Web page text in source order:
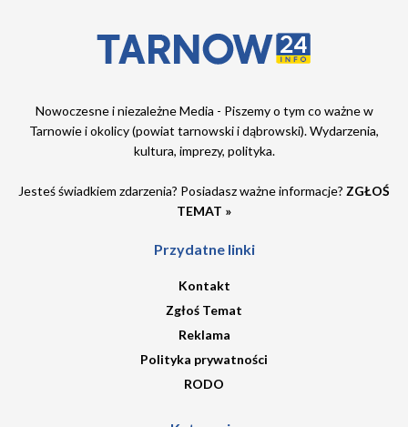
Nowoczesne i niezależne Media - Piszemy o tym co ważne w
Tarnowie i okolicy (powiat tarnowski i dąbrowski). Wydarzenia,
kultura, imprezy, polityka.
Jesteś świadkiem zdarzenia? Posiadasz ważne informacje? ZGŁOŚ
TEMAT »
Przydatne linki
Kontakt
Zgłoś Temat
Reklama
Polityka prywatności
RODO